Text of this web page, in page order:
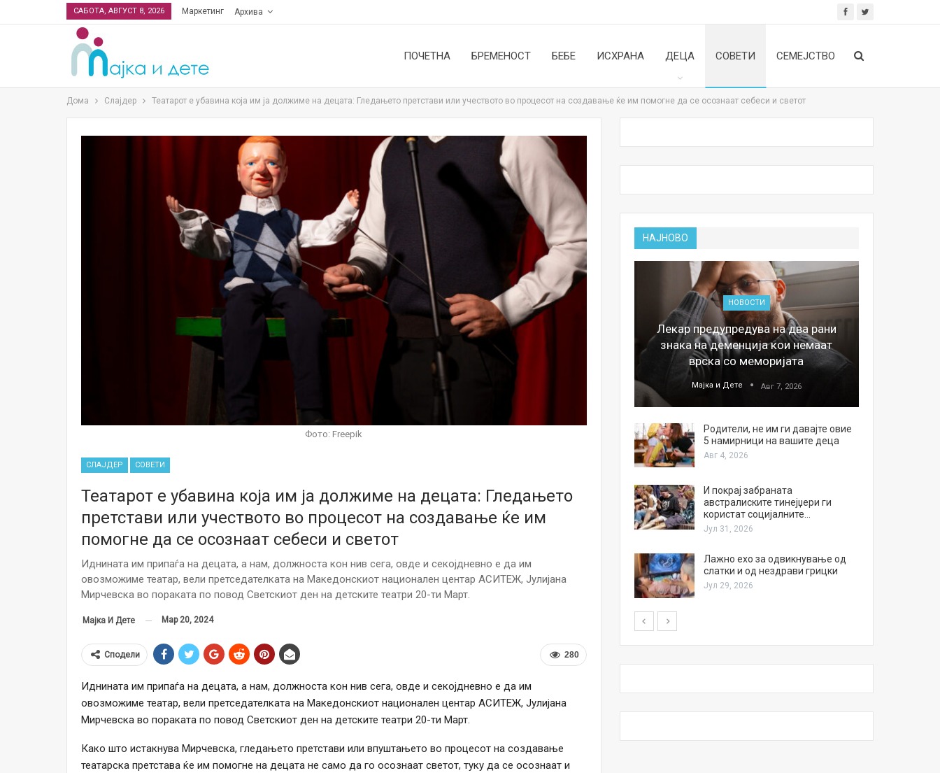
САБОТА, АВГУСТ 8, 2026 Маркетинг Архива
ПОЧЕТНА БРЕМЕНОСТ БЕБЕ ИСХРАНА ДЕЦА СОВЕТИ СЕМЕЈСТВО
Дома Слајдер Театарот е убавина која им ја должиме на децата: Гледањето претстави или учеството во процесот на создавање ќе им помогне да се осознаат себеси и светот
Фото: Freepik
СЛАЈДЕР СОВЕТИ
Театарот е убавина која им ја должиме на децата: Гледањето
претстави или учеството во процесот на создавање ќе им
помогне да се осознаат себеси и светот
Иднината им припаѓа на децата, а нам, должноста кон нив сега, овде и секојдневно е да им
овозможиме театар, вели претседателката на Македонскиот национален центар АСИТЕЖ, Јулијана
Мирчевска во пораката по повод Светскиот ден на детските театри 20-ти Март.
Мајка И Дете Мар 20, 2024
280
Сподели
Иднината им припаѓа на децата, а нам, должноста кон нив сега, овде и секојдневно е да им
овозможиме театар, вели претседателката на Македонскиот национален центар АСИТЕЖ, Јулијана
Мирчевска во пораката по повод Светскиот ден на детските театри 20-ти Март.
Како што истакнува Мирчевска, гледањето претстави или впуштањето во процесот на создавање
театарска претстава ќе им помогне на децата не само да го осознаат светот, туку да се осознаат и
НАЈНОВО
НОВОСТИ
Финците вложија милион евра во
кал, за посилен имунитет на децата
Малолетниците ќе бидат офлајн
Нов тест од крвта би можел да го
открие ризикот од Алцхајмер
многу…
Австралијка роди четири
идентични ќерки: Чудо што се
НОВОСТИ
Лекар предупредува на два рани
знака на деменција кои немаат
врска со меморијата
Мајка и Дете Авг 7, 2026
Родители, не им ги давајте овие
5 намирници на вашите деца
Авг 4, 2026
И покрај забраната
австралиските тинејџери ги
користат социјалните…
Јул 31, 2026
Лажно ехо за одвикнување од
слатки и од нездрави грицки
Јул 29, 2026